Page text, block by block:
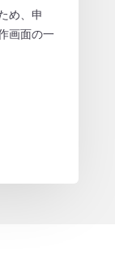
め、申
画面の一